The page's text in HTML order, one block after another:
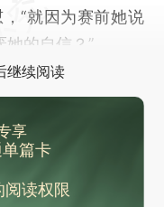
“就因为赛前她说
她的自信？”
继续阅读
享
篇卡
读权限